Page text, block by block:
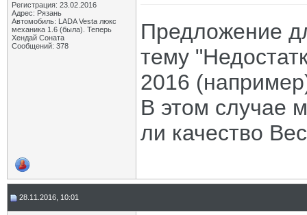
Регистрация: 23.02.2016
Адрес: Рязань
Автомобиль: LADA Vesta люкс
механика 1.6 (была). Теперь
Хендай Соната
Сообщений: 378
Предложение
тему
2016
В этом случае
ли качество
28.11.2016, 10:01